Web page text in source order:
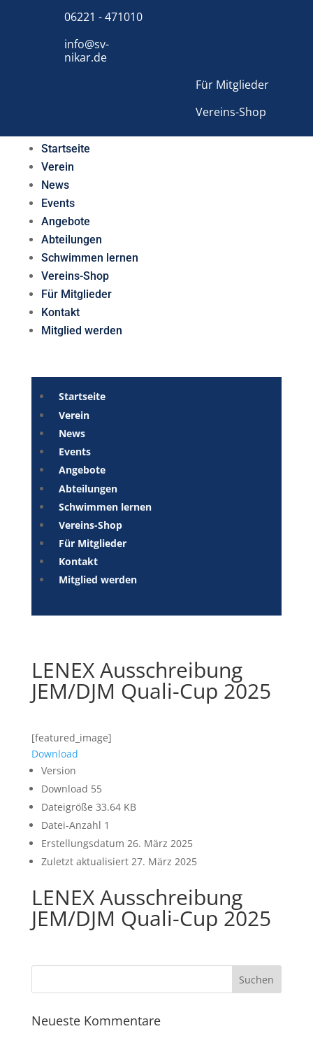
06221 - 471010
info@sv-
nikar.de
Für Mitglieder
Vereins-Shop
Startseite
Verein
News
Events
Angebote
Abteilungen
Schwimmen lernen
Vereins-Shop
Für Mitglieder
Kontakt
Mitglied werden
Startseite
Verein
News
Events
Angebote
Abteilungen
Schwimmen lernen
Vereins-Shop
Für Mitglieder
Kontakt
Mitglied werden
LENEX Ausschreibung
JEM/DJM Quali-Cup 2025
[featured_image]
Download
Version
Download 55
Dateigröße 33.64 KB
Datei-Anzahl 1
Erstellungsdatum 26. März 2025
Zuletzt aktualisiert 27. März 2025
LENEX Ausschreibung
JEM/DJM Quali-Cup 2025
Neueste Kommentare